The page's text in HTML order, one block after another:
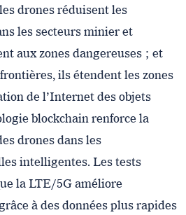
drones réduisent les
les secteurs minier et
aux zones dangereuses ; et
ils étendent les zones
de l’Internet des objets
blockchain renforce la
drones dans les
intelligentes. Les tests
la LTE/5G améliore
à des données plus rapides